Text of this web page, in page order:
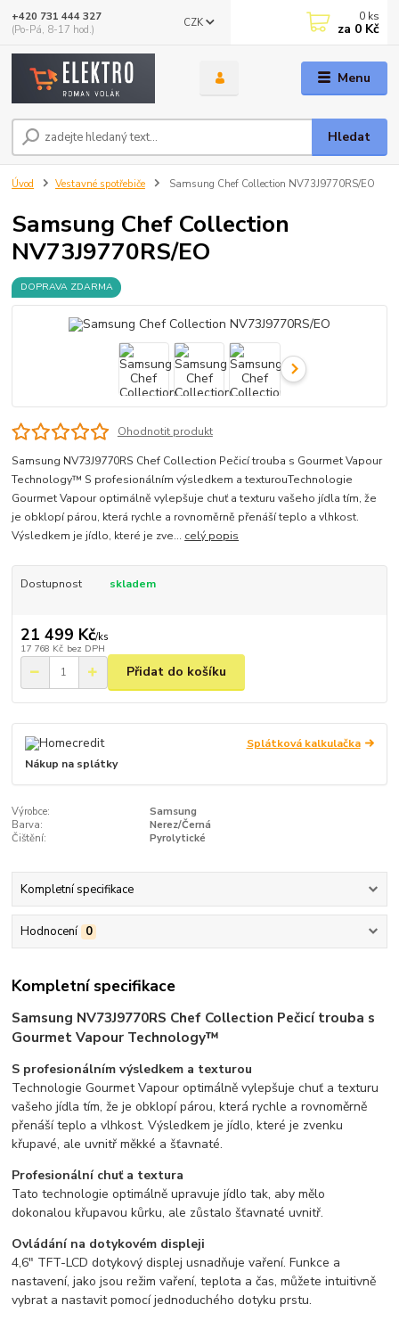
Menu
CZK
Hledat
+420 731 444 327
(Po-Pá, 8-17 hod.)
0 ks
za 0 Kč
Úvod Vestavné spotřebiče Samsung Chef Collection NV73J9770RS/EO
Samsung Chef Collection
NV73J9770RS/EO
DOPRAVA ZDARMA
Ohodnotit produkt
Samsung NV73J9770RS Chef Collection Pečicí trouba s Gourmet Vapour
Technology™ S profesionálním výsledkem a texturouTechnologie
Gourmet Vapour optimálně vylepšuje chuť a texturu vašeho jídla tím, že
je obklopí párou, která rychle a rovnoměrně přenáší teplo a vlhkost.
Výsledkem je jídlo, které je zve... celý popis
Dostupnost skladem
21 499 Kč/ks
17 768 Kč bez DPH
Přidat do košíku
Splátková kalkulačka
Nákup na splátky
Výrobce:
Samsung
Barva:
Nerez/Černá
Čištění:
Pyrolytické
Kompletní specifikace
Hodnocení 0
Kompletní specifikace
Samsung NV73J9770RS Chef Collection Pečicí trouba s
Gourmet Vapour Technology™
S profesionálním výsledkem a texturou
Technologie Gourmet Vapour optimálně vylepšuje chuť a texturu
vašeho jídla tím, že je obklopí párou, která rychle a rovnoměrně
přenáší teplo a vlhkost. Výsledkem je jídlo, které je zvenku
křupavé, ale uvnitř měkké a šťavnaté.
Profesionální chuť a textura
Tato technologie optimálně upravuje jídlo tak, aby mělo
dokonalou křupavou kůrku, ale zůstalo šťavnaté uvnitř.
Ovládání na dotykovém displeji
4,6" TFT-LCD dotykový displej usnadňuje vaření. Funkce a
nastavení, jako jsou režim vaření, teplota a čas, můžete intuitivně
vybrat a nastavit pomocí jednoduchého dotyku prstu.